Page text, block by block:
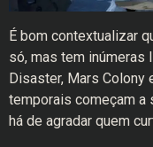
É bom contextualizar
só, mas tem inúmeras
Disaster, Mars Colony
temporais começam a
há de agradar quem